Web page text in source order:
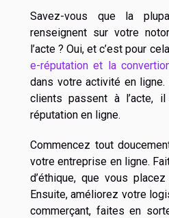
Savez-vous que la
renseignent sur votre
l’acte ? Oui, et c’est pour
e-réputation et la
dans votre activité en ligne.
clients passent à l’acte,
réputation en ligne.
Commencez tout
votre entreprise en ligne.
d’éthique, que vous
Ensuite, améliorez votre
commerçant, faites en